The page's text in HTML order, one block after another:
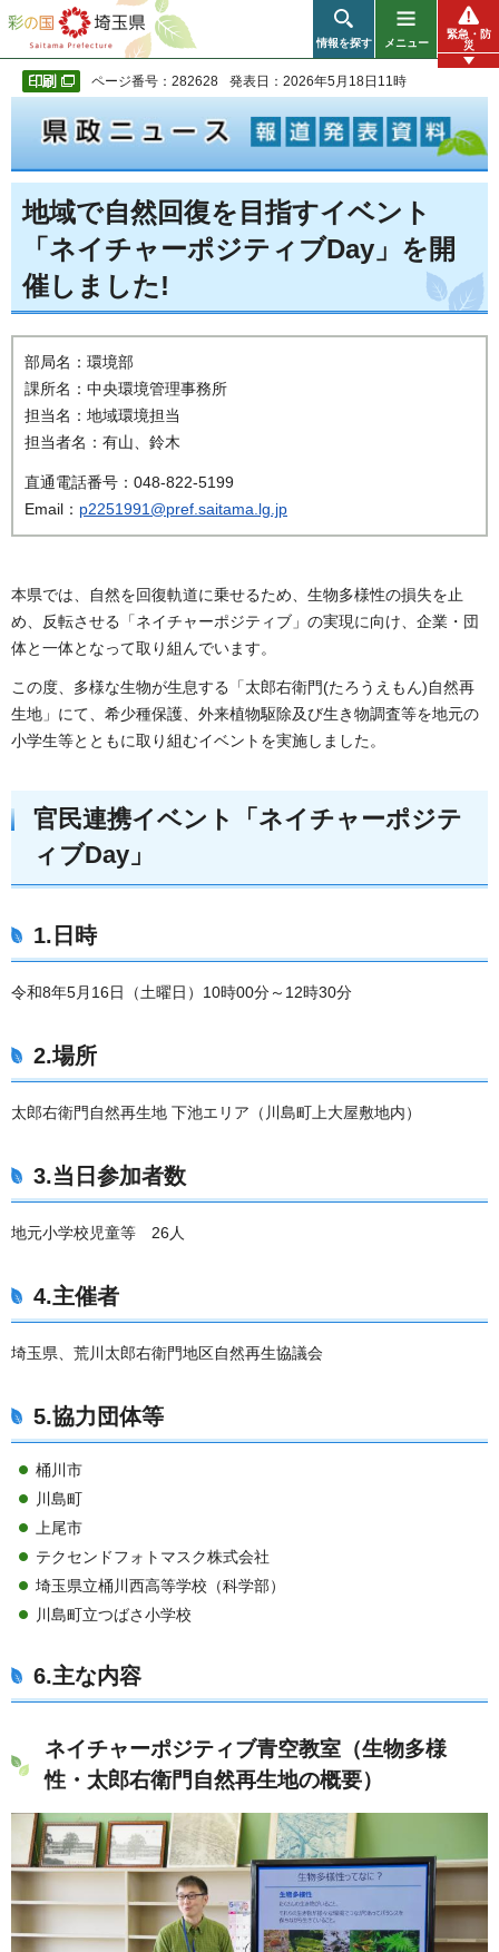
彩の国 埼玉県
情報を探す メニュー
緊急・防
災
ページ番号：282628 発表日：2026年5月18日11時
地域で自然回復を目指すイベント
「ネイチャーポジティブDay」を開
催しました!
部局名：環境部
課所名：中央環境管理事務所
担当名：地域環境担当
担当者名：有山、鈴木
直通電話番号：048-822-5199
Email： p2251991@pref.saitama.lg.jp
本県では、自然を回復軌道に乗せるため、生物多様性の損失を止
め、反転させる「ネイチャーポジティブ」の実現に向け、企業・団
体と一体となって取り組んでいます。
この度、多様な生物が生息する「太郎右衛門(たろうえもん)自然再
生地」にて、希少種保護、外来植物駆除及び生き物調査等を地元の
小学生等とともに取り組むイベントを実施しました。
官民連携イベント「ネイチャーポジテ
ィブDay」
1.日時
令和8年5月16日（土曜日）10時00分～12時30分
2.場所
太郎右衛門自然再生地 下池エリア（川島町上大屋敷地内）
3.当日参加者数
地元小学校児童等 26人
4.主催者
埼玉県、荒川太郎右衛門地区自然再生協議会
5.協力団体等
桶川市
川島町
上尾市
テクセンドフォトマスク株式会社
埼玉県立桶川西高等学校（科学部）
川島町立つばさ小学校
6.主な内容
ネイチャーポジティブ青空教室（生物多様
性・太郎右衛門自然再生地の概要）